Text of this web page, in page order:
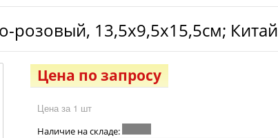
розовый, 13,5х9,5х15,5см; Китай
Цена по запросу
Цена за 1 шт
Наличие на складе: